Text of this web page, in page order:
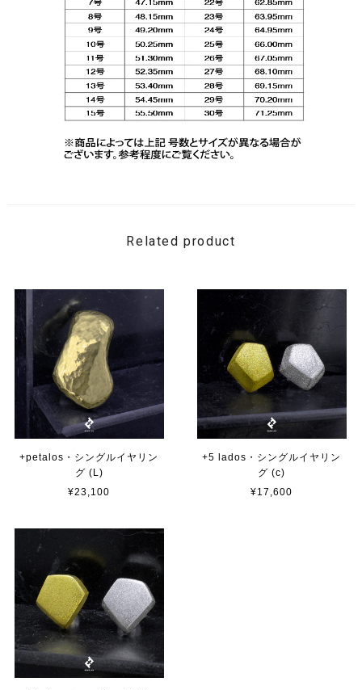
Related product
+petalos・シングルイヤリン
グ (L)
¥23,100
+5 lados・シングルイヤリン
グ (c)
¥17,600